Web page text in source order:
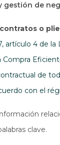
gestión de
o
artículo 4 de
Compra
de
con el
clave.